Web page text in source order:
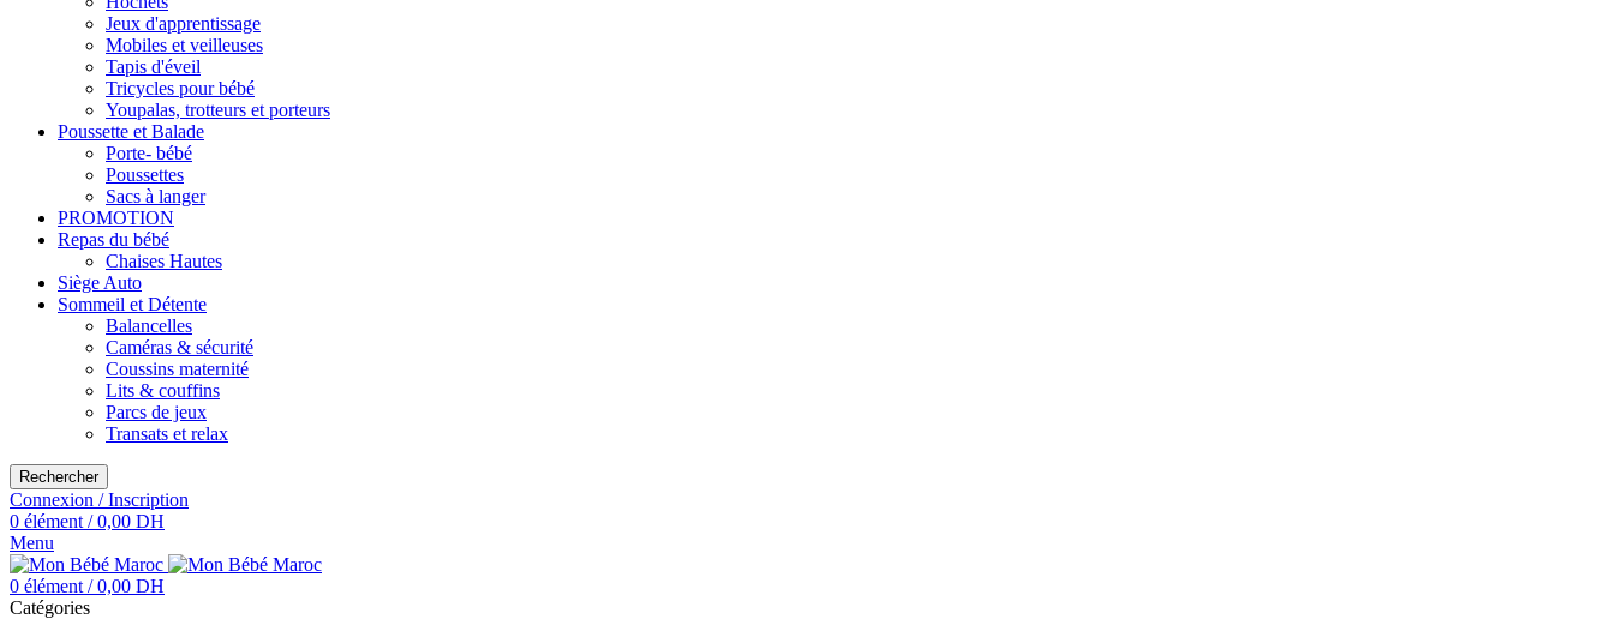
Jeux d'apprentissage
Mobiles et veilleuses
Tapis d'éveil
Tricycles pour bébé
Youpalas, trotteurs et porteurs
Poussette et Balade
Porte- bébé
Poussettes
Sacs à langer
PROMOTION
Repas du bébé
Chaises Hautes
Siège Auto
Sommeil et Détente
Balancelles
Caméras & sécurité
Coussins maternité
Lits & couffins
Parcs de jeux
Transats et relax
Rechercher
Connexion / Inscription
0 élément / 0,00 DH
Menu
0 élément / 0,00 DH
Catégories